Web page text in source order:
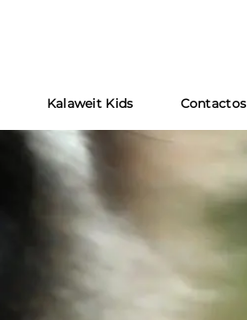
Kalaweit Kids Contactos